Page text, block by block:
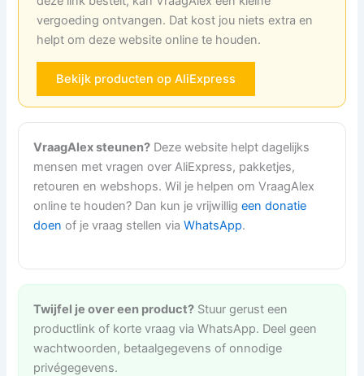
vergoeding ontvangen. Dat kost jou niets extra en
helpt om deze website online te houden.
Bekijk producten op AliExpress
VraagAlex steunen? Deze website helpt dagelijks
mensen met vragen over AliExpress, pakketjes,
retouren en webshops. Wil je helpen om VraagAlex
online te houden? Dan kun je vrijwilligeen donatie
doen of je vraag stellen viaWhatsApp.
Twijfel je over een product? Stuur gerust een
productlink of korte vraag via WhatsApp. Deel geen
wachtwoorden, betaalgegevens of onnodige
privégegevens.